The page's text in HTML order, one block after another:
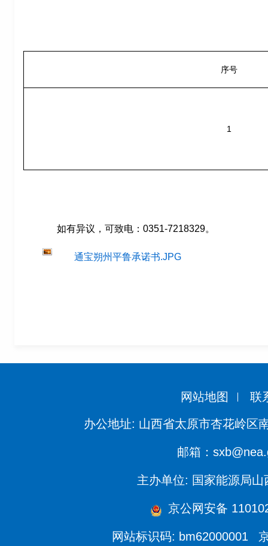
序号
1
如有异议，可致电： 0351-7218329。
通宝朔州平鲁承诺书.JPG
网站地图 联
办公地址: 山西省太原市杏花岭区
邮箱：
主办单位: 国家能源局山
京公网安备
网站标识码: bm62000001